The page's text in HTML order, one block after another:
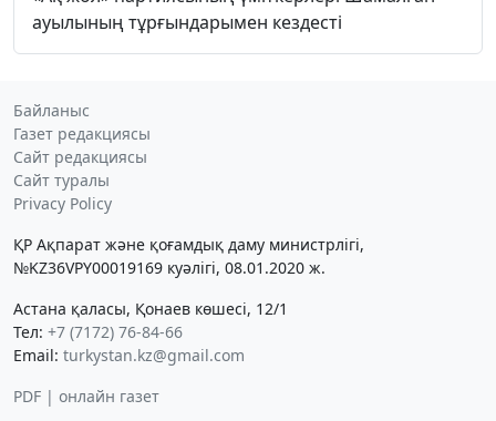
ауылының тұрғындарымен кездесті
Байланыс
Газет редакциясы
Сайт редакциясы
Сайт туралы
Privacy Policy
ҚР Ақпарат және қоғамдық даму министрлігі,
№KZ36VPY00019169 куәлігі, 08.01.2020 ж.
Астана қаласы, Қонаев көшесі, 12/1
Тел: +7 (7172) 76-84-66
Email: turkystan.kz@gmail.com
PDF | онлайн газет